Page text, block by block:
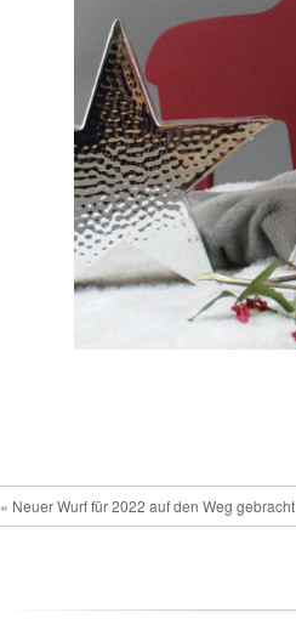
« Neuer Wurf für 2022 auf den Weg gebracht